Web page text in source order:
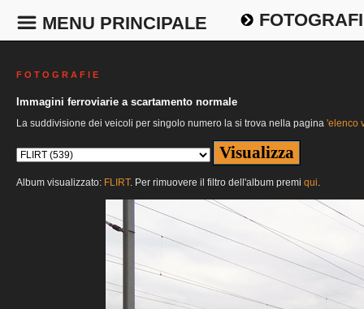
MENU PRINCIPALE
F O T O G R A F I E
Immagini ferroviarie a scartamento normale
La suddivisione dei veicoli per singolo numero la si trova nella pagina 'elenco
Album visualizzato: FLIRT. Per rimuovere il filtro dell'album premi qui.